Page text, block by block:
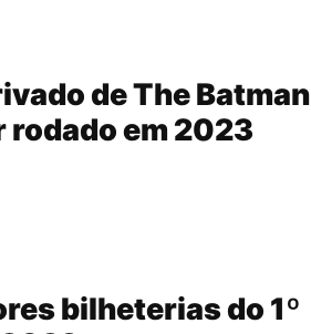
de The Batman
rodado em 2023
bilheterias do 1º